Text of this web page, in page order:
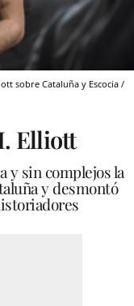
sobre Cataluña y Escocia /
Elliott
y sin complejos la
y desmontó